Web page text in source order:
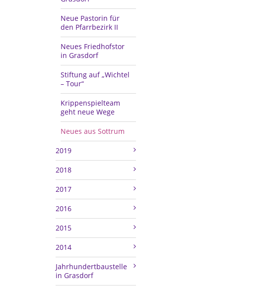
Neue Pastorin für
den Pfarrbezirk II
Neues Friedhofstor
in Grasdorf
Stiftung auf „Wichtel
– Tour“
Krippenspielteam
geht neue Wege
Neues aus Sottrum
2019
2018
2017
2016
2015
2014
Jahrhundertbaustelle
in Grasdorf